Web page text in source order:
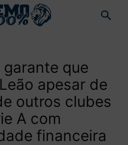
que
apesar de
outros clubes
A com
financeira